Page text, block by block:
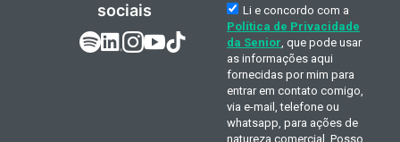
sociais